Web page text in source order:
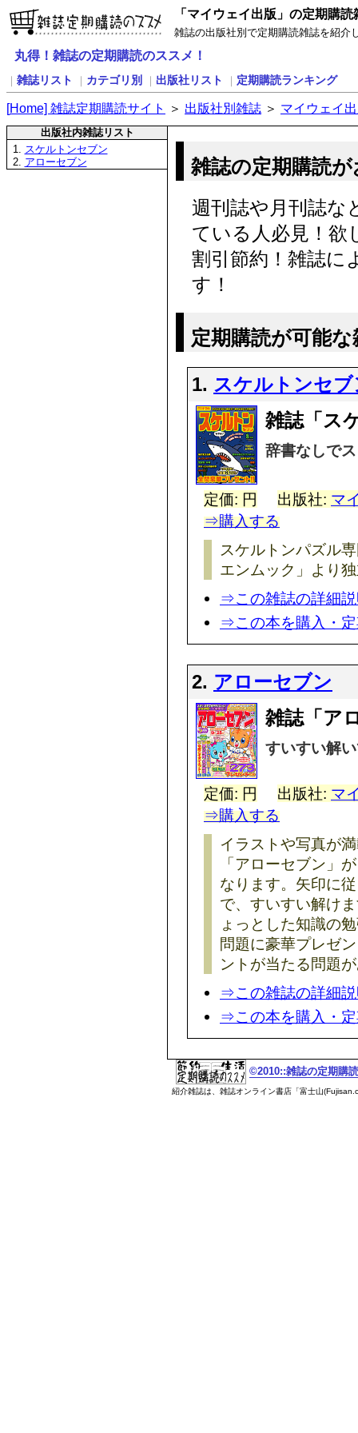
「マイウェイ出版」の定期購読
雑誌の出版社別で定期購読雑誌を紹介
丸得！雑誌の定期購読のススメ！
雑誌リスト カテゴリ別 出版社リスト 定期購読ランキング
[Home] 雑誌定期購読サイト ＞ 出版社別雑誌 ＞ マイウェイ
出版社内雑誌リスト
1.
スケルトンセブン
2. アローセブン 雑誌の定期購読
週刊誌や月刊誌な
ている人必見！欲
割引節約！雑誌に
す！
定期購読が可能
1. スケルトンセブ
雑誌「ス
辞書なしで
定価: 円 出版社: マ
⇒購入する
スケルトンパズル
エンムック」より
⇒この雑誌の詳細
⇒この本を購入・
2. アローセブン
雑誌「ア
すいすい解
定価: 円 出版社: マ
⇒購入する
イラストや写真が
「アローセブン」
なります。矢印に
で、すいすい解け
ょっとした知識の
問題に豪華プレゼ
ントが当たる問題
⇒この雑誌の詳細
⇒この本を購入・
©2010::雑誌の定期購
紹介雑誌は、雑誌オンライン書店「富士山